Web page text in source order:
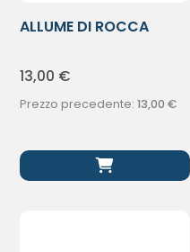
ALLUME DI ROCCA
13,00 €
Prezzo precedente:13,00 €